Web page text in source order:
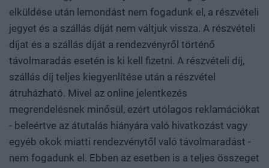
elküldése után lemondást nem fogadunk el, a részvételi
jegyet és a szállás díját nem váltjuk vissza. A részvételi
díjat és a szállás díját a rendezvényről történő
távolmaradás esetén is ki kell fizetni. A részvételi díj,
szállás díj teljes kiegyenlítése után a részvétel
átruházható. Mivel az online jelentkezés
megrendelésnek minősül, ezért utólagos reklamációkat
- beleértve az átutalás hiányára való hivatkozást vagy
egyéb okok miatti rendezvénytől való távolmaradást -
nem fogadunk el. Ebben az esetben is a teljes összeget